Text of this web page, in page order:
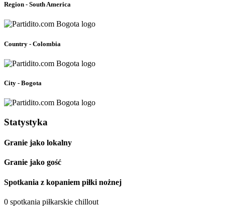
Region - South America
Country - Colombia
City - Bogota
Statystyka
Granie jako lokalny
Granie jako gość
Spotkania z kopaniem piłki nożnej
0 spotkania piłkarskie chillout